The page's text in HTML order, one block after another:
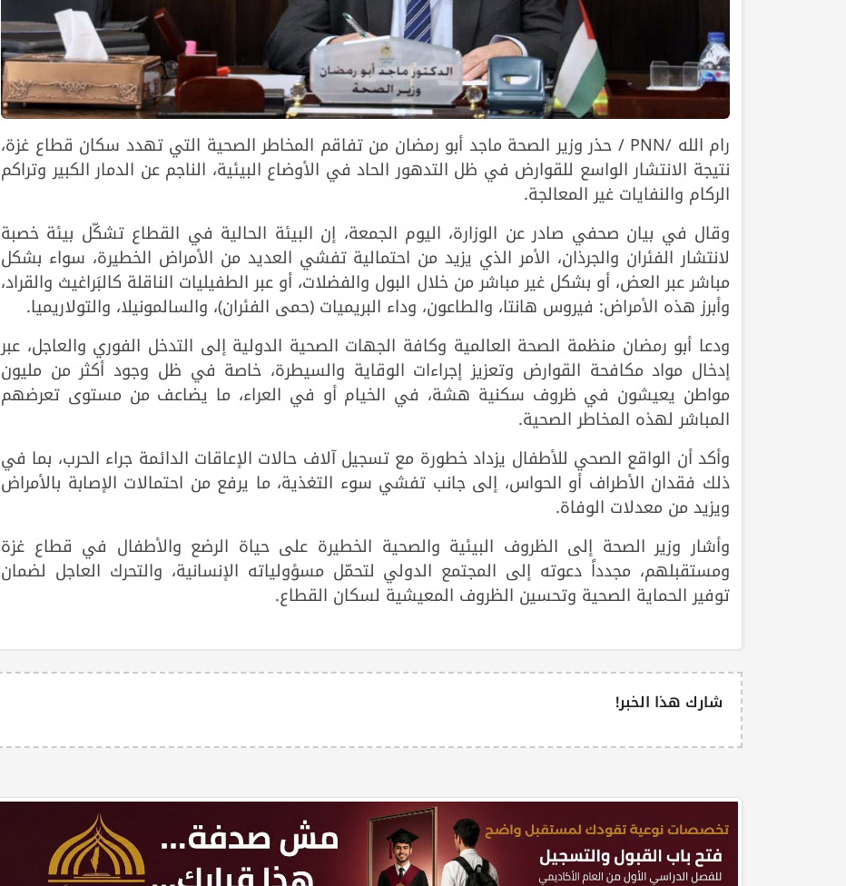
رام الله /PNN / حذر وزير الصحة ماجد أبو رمضان من تفاقم المخاطر الصحية التي تهدد سكان قطاع غزة،
نتيجة الانتشار الواسع للقوارض في ظل التدهور الحاد في الأوضاع البيئية، الناجم عن الدمار الكبير وتراكم
الركام والنفايات غير المعالجة.
وقال في بيان صحفي صادر عن الوزارة، اليوم الجمعة، إن البيئة الحالية في القطاع تشكّل بيئة خصبة
لانتشار الفئران والجرذان، الأمر الذي يزيد من احتمالية تفشي العديد من الأمراض الخطيرة، سواء بشكل
مباشر عبر العض، أو بشكل غير مباشر من خلال البول والفضلات، أو عبر الطفيليات الناقلة كالبَراغيث والقراد،
وأبرز هذه الأمراض: فيروس هانتا، والطاعون، وداء البريميات (حمى الفئران)، والسالمونيلا، والتولاريميا.
ودعا أبو رمضان منظمة الصحة العالمية وكافة الجهات الصحية الدولية إلى التدخل الفوري والعاجل، عبر
إدخال مواد مكافحة القوارض وتعزيز إجراءات الوقاية والسيطرة، خاصة في ظل وجود أكثر من مليون
مواطن يعيشون في ظروف سكنية هشة، في الخيام أو في العراء، ما يضاعف من مستوى تعرضهم
المباشر لهذه المخاطر الصحية.
وأكد أن الواقع الصحي للأطفال يزداد خطورة مع تسجيل آلاف حالات الإعاقات الدائمة جراء الحرب، بما في
ذلك فقدان الأطراف أو الحواس، إلى جانب تفشي سوء التغذية، ما يرفع من احتمالات الإصابة بالأمراض
ويزيد من معدلات الوفاة.
وأشار وزير الصحة إلى الظروف البيئية والصحية الخطيرة على حياة الرضع والأطفال في قطاع غزة
ومستقبلهم، مجدداً دعوته إلى المجتمع الدولي لتحمّل مسؤولياته الإنسانية، والتحرك العاجل لضمان
توفير الحماية الصحية وتحسين الظروف المعيشية لسكان القطاع.
شارك هذا الخبر!